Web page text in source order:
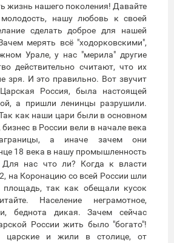
жизнь нашего поколения! Давайте
нашу любовь к своей
сделать доброе для нашей
мерять всё "ходорковскими",
Урале, у нас "мерила" другие
действительно считают, что их
зря. И это правильно. Вот звучит
Россия, была настоящей
а пришли ленинцы разрушили.
как наши цари были в основном
в России вели в начале века
а иначе зачем они
18 века в нашу промышленность
Для нас что ли? Когда к власти
на Коронацию со всей России шли
так как обещали кусок
Население неграмотное,
беднота дикая. Зачем сейчас
России жить было "богато"!
царские и жили в столице, от